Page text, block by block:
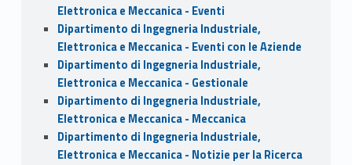
Elettronica e Meccanica - Eventi
Dipartimento di Ingegneria Industriale,
Elettronica e Meccanica - Eventi con le Aziende
Dipartimento di Ingegneria Industriale,
Elettronica e Meccanica - Gestionale
Dipartimento di Ingegneria Industriale,
Elettronica e Meccanica - Meccanica
Dipartimento di Ingegneria Industriale,
Elettronica e Meccanica - Notizie per la Ricerca